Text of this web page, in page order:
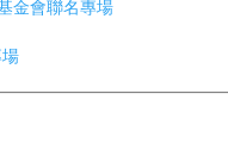
金會聯名專場